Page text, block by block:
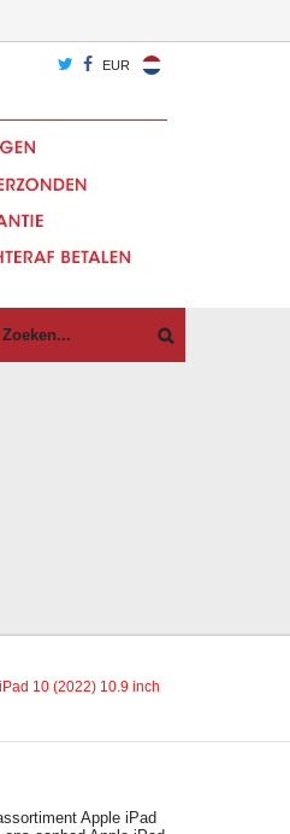
EUR
iPad 10 (2022) 10.9 inch
Apple iPad